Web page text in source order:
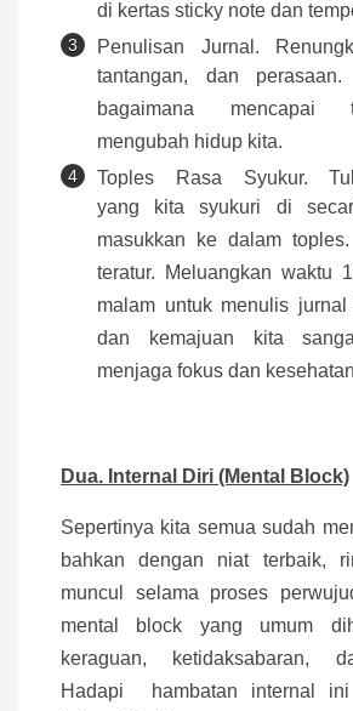
di kertas sticky note dan
Penulisan Jurnal.
tantangan, dan
bagaimana mencapai
mengubah hidup kita.
Toples Rasa Syukur.
yang kita syukuri di
masukkan ke dalam
teratur. Meluangkan waktu
malam untuk menulis
dan kemajuan kita
menjaga fokus dan
Dua. Internal Diri (Mental Block)
Sepertinya kita semua sudah
bahkan dengan niat terbaik,
muncul selama proses
mental block yang umum
keraguan, ketidaksabaran,
Hadapi hambatan internal